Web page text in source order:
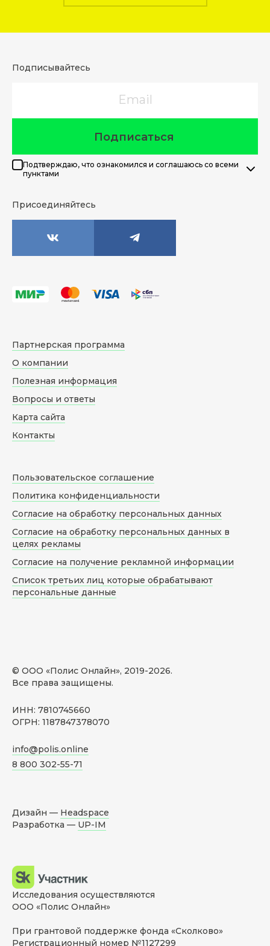
Подписывайтесь
Подписаться
Подтверждаю, что ознакомился и соглашаюсь со всеми
пунктами
Присоединяйтесь
© ООО «Полис Онлайн», 2019-2026.
Все права защищены.
ИНН: 7810745660
ОГРН: 1187847378070
info@polis.online
8 800 302-55-71
Партнерская программа
О компании
Полезная информация
Вопросы и ответы
Карта сайта
Контакты
Пользовательское соглашение
Политика конфиденциальности
Согласие на обработку персональных данных
Согласие на обработку персональных данных в
целях рекламы
Согласие на получение рекламной информации
Список третьих лиц которые обрабатывают
персональные данные
Дизайн — Headspace
Разработка — UP-IM
Исследования осуществляются
ООО «Полис Онлайн»
При грантовой поддержке фонда «Сколково»
Регистрационный номер №1127299